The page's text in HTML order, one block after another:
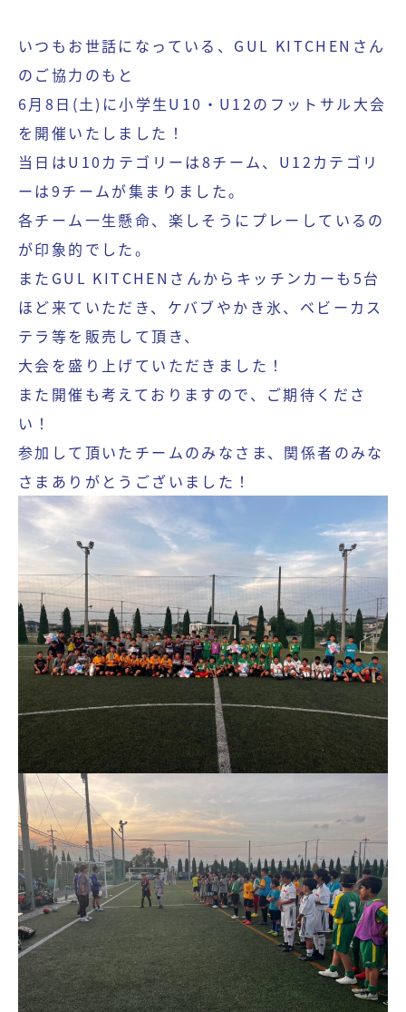
いつもお世話になっている、GUL KITCHENさん
のご協力のもと
6月8日(土)に小学生U10・U12のフットサル大会
を開催いたしました！
当日はU10カテゴリーは8チーム、U12カテゴリ
ーは9チームが集まりました。
各チーム一生懸命、楽しそうにプレーしているの
が印象的でした。
またGUL KITCHENさんからキッチンカーも5台
ほど来ていただき、ケバブやかき氷、ベビーカス
テラ等を販売して頂き、
大会を盛り上げていただきました！
また開催も考えておりますので、ご期待くださ
い！
参加して頂いたチームのみなさま、関係者のみな
さまありがとうございました！